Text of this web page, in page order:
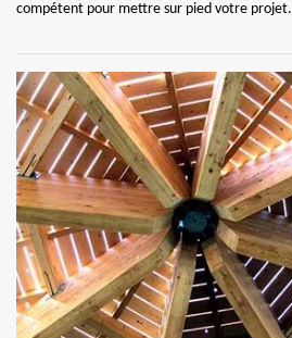
compétent pour mettre sur pied votre projet.